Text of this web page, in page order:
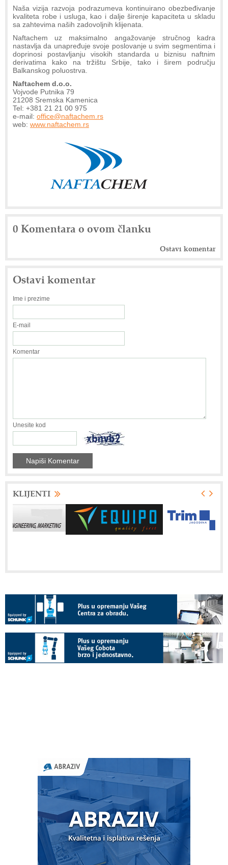
Naša vizija razvoja podrazumeva kontinuirano obezbeđivanje
kvaliteta robe i usluga, kao i dalje širenje kapaciteta u skladu
sa zahtevima naših zadovoljnih klijenata.
Naftachem uz maksimalno angažovanje stručnog kadra
nastavlja da unapređuje svoje poslovanje u svim segmentima i
doprinosi postavljanju visokih standarda u biznisu naftnim
derivatima kako na tržištu Srbije, tako i širem području
Balkanskog poluostrva.
Naftachem d.o.o.
Vojvode Putnika 79
21208 Sremska Kamenica
Tel: +381 21 21 00 975
e-mail: office@naftachem.rs
web: www.naftachem.rs
0 Komentara o ovom članku
Ostavi komentar
Ostavi komentar
Ime i prezime
E-mail
Komentar
Unesite kod
KLIJENTI